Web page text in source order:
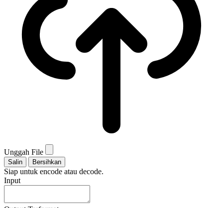
Unggah File
Salin Bersihkan
Siap untuk encode atau decode.
Input